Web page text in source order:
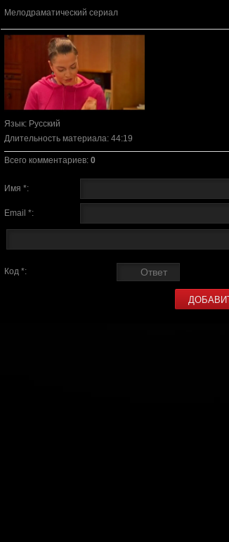
Мелодраматический сериал
Язык: Русский
Длительность материала: 44:19
Всего комментариев: 0
Имя *:
Email *:
Код *: